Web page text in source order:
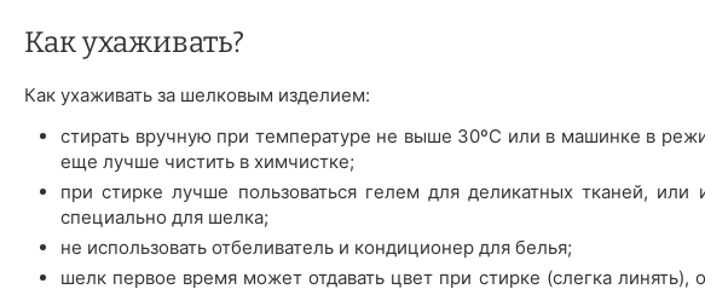
Как ухаживать?
Как ухаживать за шелковым изделием:
стирать вручную при температуре не выше 30ºС или в машинке в
еще лучше чистить в химчистке;
при стирке лучше пользоваться гелем для деликатных тканей, или
специально для шелка;
не использовать отбеливатель и кондиционер для белья;
шелк первое время может отдавать цвет при стирке (слегка